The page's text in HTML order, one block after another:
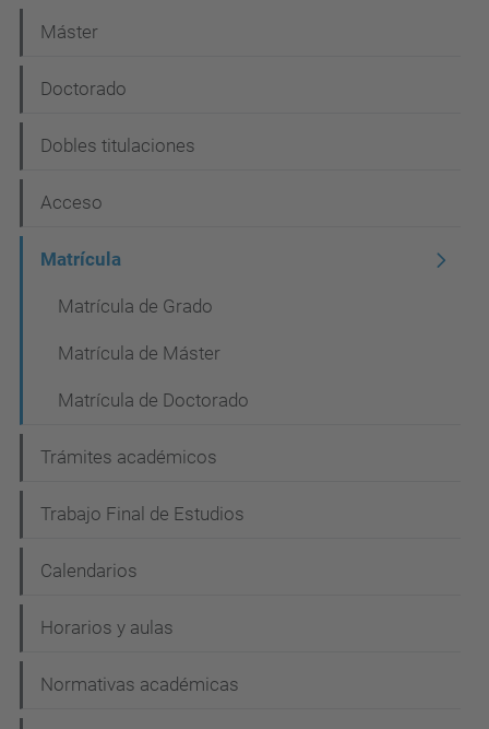
a
v
g
a
i
Máster
Doctorado
Dobles titulaciones
Acceso
Matrícula
Matrícula de Grado
Matrícula de Máster
Matrícula de Doctorado
Trámites académicos
Trabajo Final de Estudios
Calendarios
Horarios y aulas
Normativas académicas